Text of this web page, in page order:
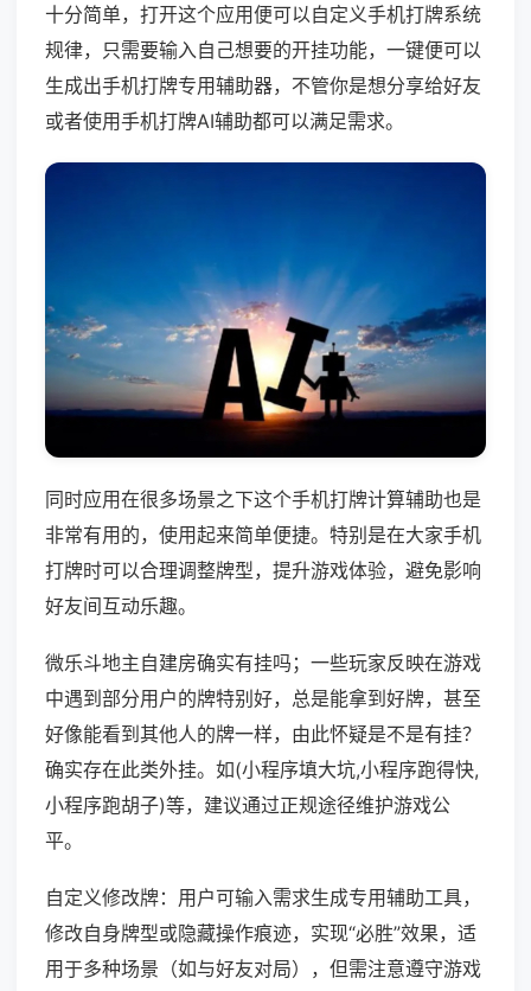
十分简单，打开这个应用便可以自定义手机打牌系统
规律，只需要输入自己想要的开挂功能，一键便可以
生成出手机打牌专用辅助器，不管你是想分享给好友
或者使用手机打牌AI辅助都可以满足需求。
同时应用在很多场景之下这个手机打牌计算辅助也是
非常有用的，使用起来简单便捷。特别是在大家手机
打牌时可以合理调整牌型，提升游戏体验，避免影响
好友间互动乐趣。
微乐斗地主自建房确实有挂吗；一些玩家反映在游戏
中遇到部分用户的牌特别好，总是能拿到好牌，甚至
好像能看到其他人的牌一样，由此怀疑是不是有挂？
确实存在此类外挂。如(小程序填大坑,小程序跑得快,
小程序跑胡子)等，建议通过正规途径维护游戏公
平。
自定义修改牌：用户可输入需求生成专用辅助工具，
修改自身牌型或隐藏操作痕迹，实现“必胜”效果，适
用于多种场景（如与好友对局），但需注意遵守游戏